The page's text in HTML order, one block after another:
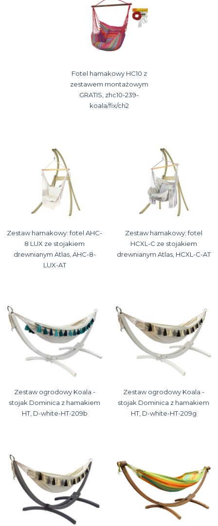
Fotel hamakowy HC10 z
zestawem montażowym
GRATIS, zhc10-239-
koala/fix/ch2
Zestaw hamakowy: fotel AHC-
8 LUX ze stojakiem
drewnianym Atlas, AHC-8-
LUX-AT
Zestaw hamakowy: fotel
HCXL-C ze stojakiem
drewnianym Atlas, HCXL-C-AT
Zestaw ogrodowy Koala -
stojak Dominica z hamakiem
HT, D-white-HT-209b
Zestaw ogrodowy Koala -
stojak Dominica z hamakiem
HT, D-white-HT-209g